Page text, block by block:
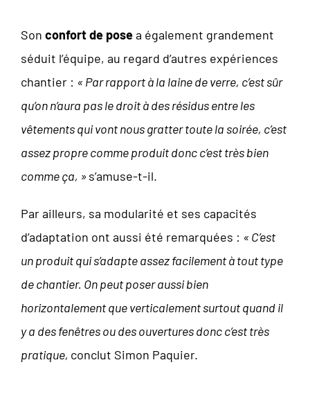
Son confort de posea également grandement
séduit l’équipe, au regard d’autres expériences
chantier : « Par rapport à la laine de verre, c’est sûr
qu’on n’aura pas le droit à des résidus entre les
vêtements qui vont nous gratter toute la soirée, c’est
assez propre comme produit donc c’est très bien
comme ça, » s’amuse-t-il.
Par ailleurs, sa modularité et ses capacités
d’adaptation ont aussi été remarquées : « C’est
un produit qui s’adapte assez facilement à tout type
de chantier. On peut poser aussi bien
horizontalement que verticalement surtout quand il
y a des fenêtres ou des ouvertures donc c’est très
pratique, conclut Simon Paquier.